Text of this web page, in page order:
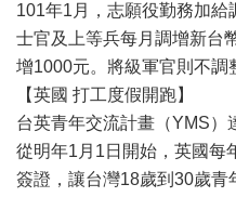
101年1月，志願役勤務加給
士官及上等兵每月調增新台
增1000元。將級軍官則不調
【英國 打工度假開跑】
台英青年交流計畫（YMS）
從明年1月1日開始，英國每
簽證，讓台灣18歲到30歲